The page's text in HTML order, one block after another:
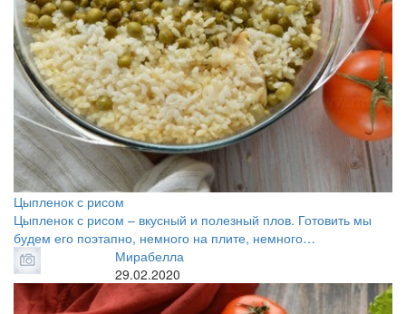
Цыпленок с рисом
Цыпленок с рисом – вкусный и полезный плов. Готовить мы
будем его поэтапно, немного на плите, немного…
Мирабелла
29.02.2020